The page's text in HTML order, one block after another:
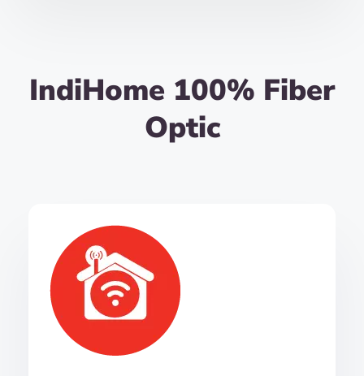
IndiHome 100% Fiber
Optic